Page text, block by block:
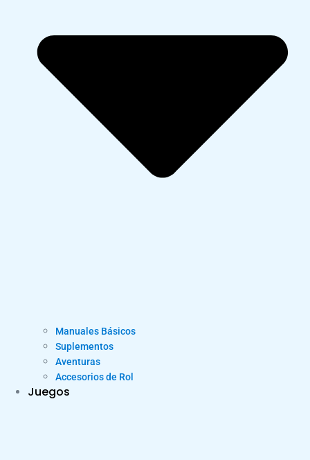
Manuales Básicos
Suplementos
Aventuras
Accesorios de Rol
Juegos